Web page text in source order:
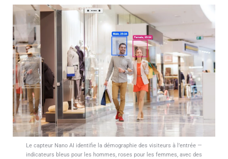
Le capteur Nano AI identifie la démographie des visiteurs à l’entrée —
indicateurs bleus pour les hommes, roses pour les femmes, avec des